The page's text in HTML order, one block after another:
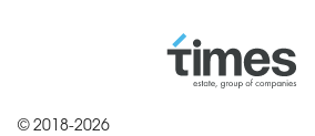
© 2018-2026